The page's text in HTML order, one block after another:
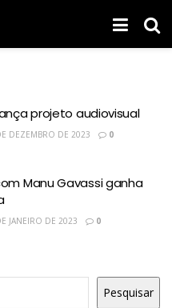
projeto audiovisual
DEZEMBRO DE 2023 0
Manu Gavassi ganha
JANEIRO DE 2023 0
Pesquisar